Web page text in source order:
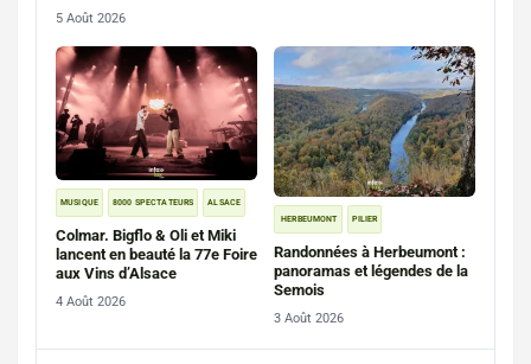
5 Août 2026
MUSIQUE 8000 SPECTATEURS ALSACE
Colmar. Bigflo & Oli et Miki
lancent en beauté la 77e Foire
aux Vins d’Alsace
4 Août 2026
HERBEUMONT PILIER
Randonnées à Herbeumont :
panoramas et légendes de la
Semois
3 Août 2026